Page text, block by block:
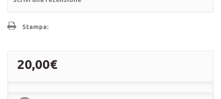
Stampa:
20,00€